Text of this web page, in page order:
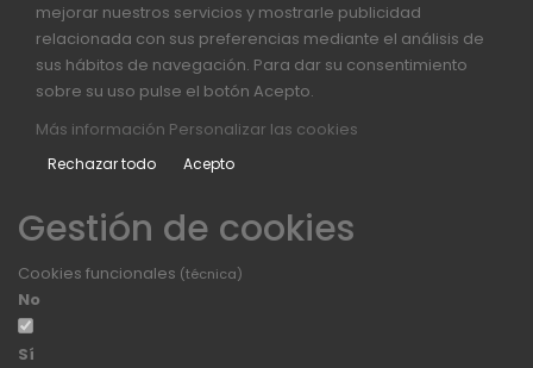
mejorar nuestros servicios y mostrarle publicidad
relacionada con sus preferencias mediante el análisis de
sus hábitos de navegación. Para dar su consentimiento
sobre su uso pulse el botón Acepto.
Más información Personalizar las cookies
Rechazar todo Acepto
Gestión de cookies
Cookies funcionales (técnica)
No
Sí